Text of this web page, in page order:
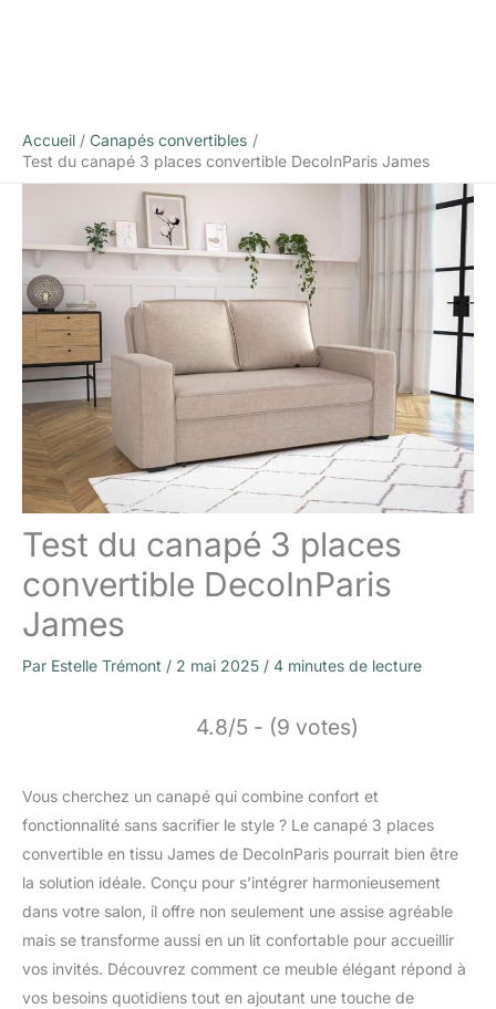
Accueil
Canapés convertibles
Test du canapé 3 places convertible DecoInParis James
Test du canapé 3 places
convertible DecoInParis
James
Par Estelle Trémont / 2 mai 2025 / 4 minutes de lecture
4.8/5 - (9 votes)
Vous cherchez un canapé qui combine confort et
fonctionnalité sans sacrifier le style ? Le canapé 3 places
convertible en tissu James de DecoInParis pourrait bien être
la solution idéale. Conçu pour s’intégrer harmonieusement
dans votre salon, il offre non seulement une assise agréable
mais se transforme aussi en un lit confortable pour accueillir
vos invités. Découvrez comment ce meuble élégant répond à
vos besoins quotidiens tout en ajoutant une touche de